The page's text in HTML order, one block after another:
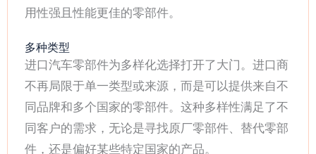
用性强且性能更佳的零部件。
多种类型
进口汽车零部件为多样化选择打开了大门。进口商
不再局限于单一类型或来源，而是可以提供来自不
同品牌和多个国家的零部件。这种多样性满足了不
同客户的需求，无论是寻找原厂零部件、替代零部
件，还是偏好某些特定国家的产品。